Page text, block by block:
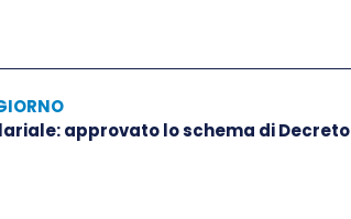
approvato lo schema di Decreto